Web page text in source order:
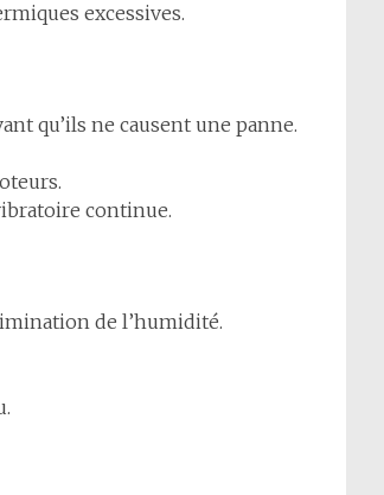
excessives.
qu’ils ne causent une panne.
continue.
de l’humidité.